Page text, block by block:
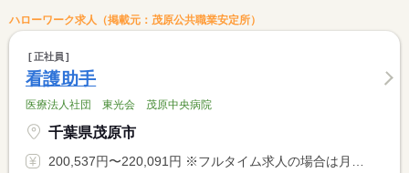
ハローワーク求人（掲載元：茂原公共職業安定所）
正社員
看護助手
医療法人社団 東光会 茂原中央病院
千葉県茂原市
200,537円〜220,091円 ※フルタイム求人の場合は月額（換算額）、パート求人の場合は時間額を表示しています。